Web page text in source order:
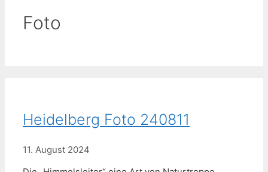
Foto
Heidelberg Foto 240811
11. August 2024